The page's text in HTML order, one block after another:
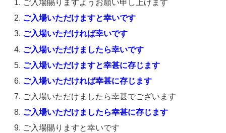
ご入場賜りますようお願い申し上げます
ご入場いただけますと幸いです
ご入場いただければ幸いです
ご入場いただけましたら幸いです
ご入場いただけますと幸甚に存じます
ご入場いただければ幸甚に存じます
ご入場いただけましたら幸甚でございます
ご入場いただけましたら幸甚に存じます
ご入場賜りますと幸いです